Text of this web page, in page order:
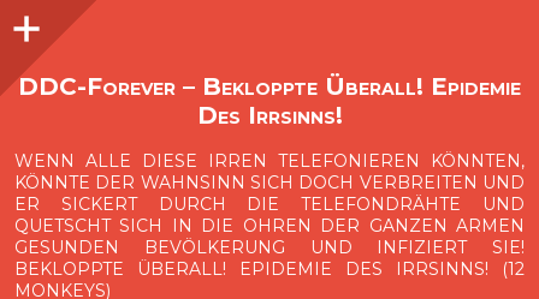
O
p
e
n
i
d
e
b
a
DDC-Forever – Bekloppte Überall! Epidemie
Des Irrsinns!
WENN ALLE DIESE IRREN TELEFONIEREN KÖNNTEN,
KÖNNTE DER WAHNSINN SICH DOCH VERBREITEN UND
ER SICKERT DURCH DIE TELEFONDRÄHTE UND
QUETSCHT SICH IN DIE OHREN DER GANZEN ARMEN
GESUNDEN BEVÖLKERUNG UND INFIZIERT SIE!
BEKLOPPTE ÜBERALL! EPIDEMIE DES IRRSINNS! (12
MONKEYS)
Seitenleiste